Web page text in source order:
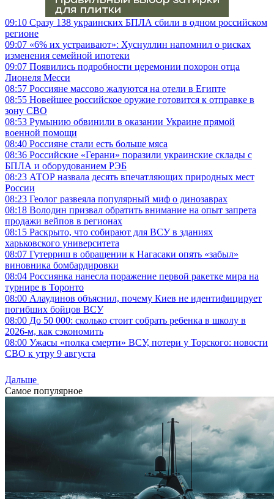
09:10 Сразу 138 украинских БПЛА сбили в одном российском
регионе
09:07 «6% их устраивают»: Хуснуллин напомнил о рисках
изменения семейной ипотеки
09:07 Появились подробности церемонии похорон отца
Лионеля Месси
08:57 Россияне массово жалуются на отели в Египте
08:55 Новейшее российское оружие готовится к отправке в
зону СВО
08:53 Румынию обвинили в оказании Украине прямой
военной помощи
08:40 Россияне стали есть больше мяса
08:36 Российские «Герани» поразили украинские склады с
БПЛА и оборудованием РЭБ
08:23 АТОР назвала десять впечатляющих природных мест
России
08:23 Геолог развеяла популярный миф о динозаврах
08:18 Володин призвал обратить внимание на опыт запрета
продажи вейпов в регионах
08:15 Раскрыто, что собирают для ВСУ в зданиях
харьковского университета
08:07 Гутерриш в обращении к Нагасаки опять «забыл»
виновника бомбардировки
08:04 Россиянка нанесла поражение первой ракетке мира на
турнире в Торонто
08:00 Алаудинов объяснил, почему Киев не идентифицирует
погибших бойцов ВСУ
08:00 До 50 000: сколько стоит собрать ребенка в школу в
2026-м, как сэкономить
08:00 Ужасы «полка смерти» ВСУ, потери у Торского: новости
СВО к утру 9 августа
Дальше
Самое популярное